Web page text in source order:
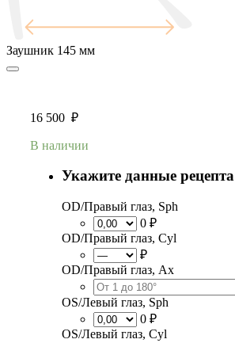
Заушник 145 мм
16 500 ₽
В наличии
Укажите данные рецепта
OD/Правый глаз, Sph
0 ₽
OD/Правый глаз, Cyl
₽
OD/Правый глаз, Ax
OS/Левый глаз, Sph
0 ₽
OS/Левый глаз, Cyl